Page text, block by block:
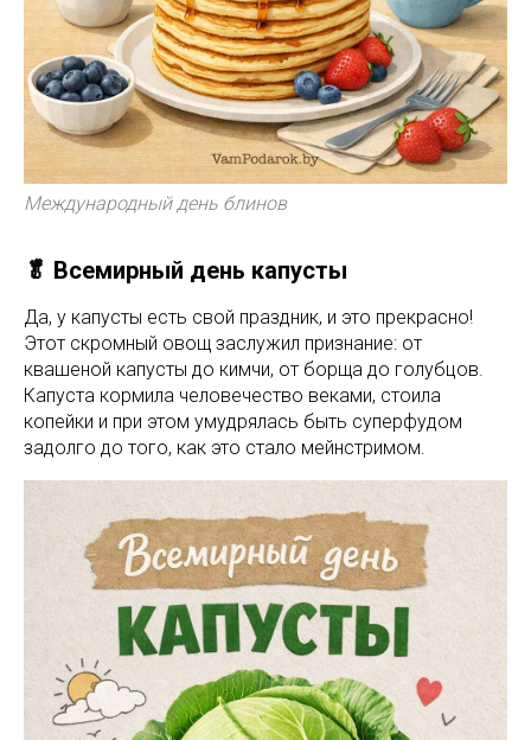
Международный день блинов
🥬 Всемирный день капусты
Да, у капусты есть свой праздник, и это прекрасно!
Этот скромный овощ заслужил признание: от
квашеной капусты до кимчи, от борща до голубцов.
Капуста кормила человечество веками, стоила
копейки и при этом умудрялась быть суперфудом
задолго до того, как это стало мейнстримом.